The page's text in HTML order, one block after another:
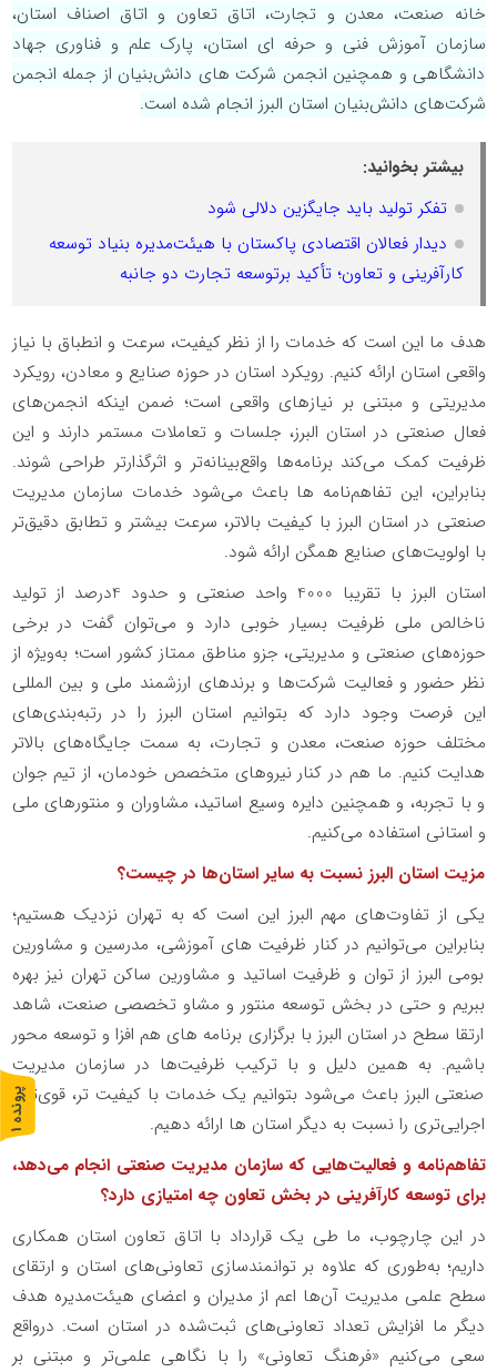
خانه صنعت، معدن و تجارت، اتاق تعاون و اتاق اصناف استان،
سازمان آموزش فنی و حرفه ای استان، پارک علم و فناوری جهاد
دانشگاهی و همچنین انجمن‌ شرکت های دانش‌بنیان از جمله انجمن
شرکت‌های دانش‌بنیان استان البرز انجام شده است.
بیشتر بخوانید:
تفکر تولید باید جایگزین دلالی شود
دیدار فعالان اقتصادی پاکستان با هیئت‌مدیره بنیاد توسعه
کارآفرینی و تعاون؛ تأکید برتوسعه تجارت دو جانبه
هدف ما این است که خدمات را از نظر کیفیت، سرعت و انطباق با نیاز
واقعی استان ارائه کنیم. رویکرد استان در حوزه صنایع و معادن، رویکرد
مدیریتی و مبتنی بر نیازهای واقعی است؛ ضمن اینکه انجمن‌های
فعال صنعتی در استان البرز، جلسات و تعاملات مستمر دارند و این
ظرفیت کمک می‌کند برنامه‌ها واقع‌بینانه‌تر و اثرگذارتر طراحی شوند.
بنابراین، این تفاهم‌نامه ها باعث می‌شود خدمات سازمان مدیریت
صنعتی در استان البرز با کیفیت بالاتر، سرعت بیشتر و تطابق دقیق‌تر
با اولویت‌های صنایع همگن ارائه شود.
استان البرز با تقریبا 4000 واحد صنعتی و حدود 4درصد از تولید
ناخالص ملی ظرفیت بسیار خوبی دارد و می‌توان گفت در برخی
حوزه‌های صنعتی و مدیریتی، جزو مناطق ممتاز کشور است؛ به‌ویژه از
نظر حضور و فعالیت شرکت‌ها و برندهای ارزشمند ملی و بین المللی
این فرصت وجود دارد که بتوانیم استان البرز را در رتبه‌بندی‌های
مختلف حوزه صنعت، معدن و تجارت، به سمت جایگاه‌های بالاتر
هدایت کنیم. ما هم در کنار نیروهای متخصص خودمان، از تیم جوان
و با تجربه، و همچنین دایره وسیع اساتید، مشاوران و منتورهای ملی
و استانی استفاده می‌کنیم.
مزیت استان البرز نسبت به سایر استان‌ها در چیست؟
یکی از تفاوت‌های مهم البرز این است که به تهران نزدیک هستیم؛
بنابراین می‌توانیم در کنار ظرفیت های آموزشی، مدرسین و مشاورین
بومی البرز از توان و ظرفیت اساتید و مشاورین ساکن تهران نیز بهره
ببریم و حتی در بخش توسعه منتور و مشاو تخصصی صنعت، شاهد
ارتقا سطح در استان البرز با برگزاری برنامه های هم افزا و توسعه محور
باشیم. به همین دلیل و با ترکیب ظرفیت‌ها در سازمان مدیریت
صنعتی البرز باعث می‌شود بتوانیم یک خدمات با کیفیت تر، قوی‌تر و
اجرایی‌تری را نسبت به دیگر استان ها ارائه دهیم.
تفاهم‌نامه و فعالیت‌هایی که سازمان مدیریت صنعتی انجام می‌دهد،
برای توسعه کارآفرینی در بخش تعاون چه امتیازی دارد؟
در این چارچوب، ما طی یک قرارداد با اتاق تعاون استان همکاری
داریم؛ به‌طوری که علاوه بر توانمندسازی تعاونی‌های استان و ارتقای
سطح علمی مدیریت آن‌ها اعم از مدیران و اعضای هیئت‌مدیره هدف
دیگر ما افزایش تعداد تعاونی‌های ثبت‌شده در استان است. درواقع
سعی می‌کنیم «فرهنگ تعاونی» را با نگاهی علمی‌تر و مبتنی بر
پ
ر
و
ن
د
ه
1